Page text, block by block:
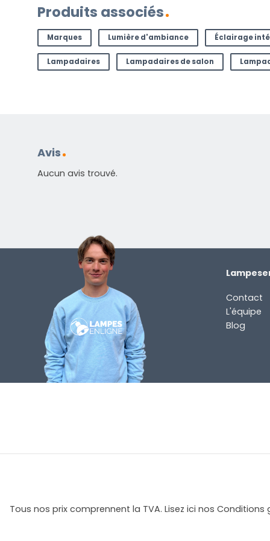
AVEZ-VOUS UNE QUESTION ?
Contactez-nous. Vous pouvez nous joindre par e-
l'adresseinfo@lampesenligne.fr.
Produits associés
Marques Lumière d'ambiance Éclairage
Lampadaires Lampadaires de salon
Avis
Aucun avis trouvé.
Contact
L'équipe
Blog
Tous nos prix comprennent la TVA. Lisez ici nos